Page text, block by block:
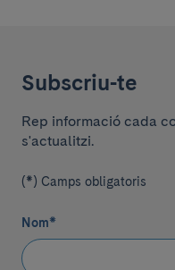
Subscriu-te
Rep informació cada
s'actualitzi.
(*) Camps obligatoris
Nom*